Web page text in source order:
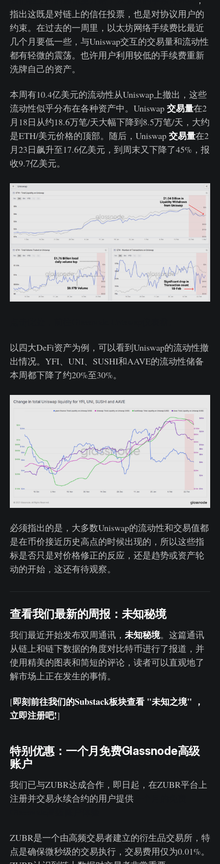
指出这既是对链上的信任投票，也是对协议用户的
约束。在过去的一周里，以太坊网络手续费比最近
几个月要低一些，与Uniswap交互的交易量和流动性
都有轻微的震荡。也许用户利用较低的手续费重新
洗牌自己的资产。
本周有10.4亿美元的流动性从Uniswap上撤出，这些
流动性似乎分布在各种资产中。Uniswap 交易量在2
月18日从约18.6万笔/天大幅下降到8.5万笔/天，大约
是ETH/美元价格的顶部。随后，Uniswap 交易量在2
月23日飙升至17.6亿美元，到周末又下降了45%，报
收9.7亿美元。
以四大DeFi资产为例，可以看到Uniswap的流动性撤
出情况。YFI、UNI、SUSHI和AAVE的流动性储备
本周都下降了约20%至30%。
必须指出的是，大多数Uniswap的流动性和交易值都
是在币价接近历史高点的时候出现的，所以这些指
标是否只是对价格修正的反应，还是趋势或资产轮
动的开始，这还有待观察。
查看我们最新的周报：未知秘境
我们最近开始发布双周通讯， 未知秘境。这篇通讯
从链上和链下数据的角度对比特币进行了报道，并
使用精美的图表和简短的评论，读者可以直观地了
解市场上正在发生的事情。
[即刻前往我们的Substack板块查看 "未知之境" ，
立即注册吧!]
特别优惠：一个月免费Glassnode高级
账户
我们已与ZUBR达成合作，即日起，在ZUBR平台上
注册并交易永续合约的用户提供
ZUBR是一个由高频交易者建立的衍生品交易所，特
点是确保微秒级的交易执行，交易费用仅为0.01%。